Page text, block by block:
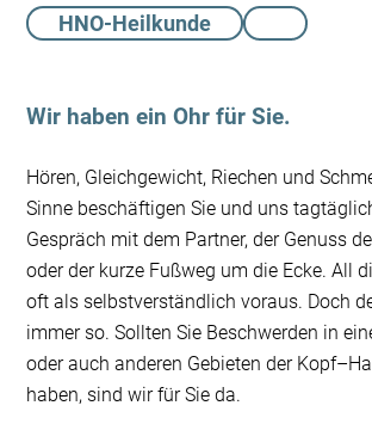
HNO-Heilkunde
Wir haben ein Ohr für Sie.
Hören, Gleichgewicht, Riechen und
Sinne beschäftigen Sie und uns
Gespräch mit dem Partner, der Genuss
oder der kurze Fußweg um die Ecke. All
oft als selbstverständlich voraus. Doch
immer so. Sollten Sie Beschwerden in
oder auch anderen Gebieten der
haben, sind wir für Sie da.